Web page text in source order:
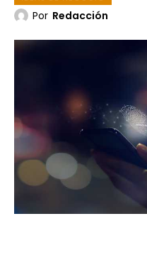
Por Redacción